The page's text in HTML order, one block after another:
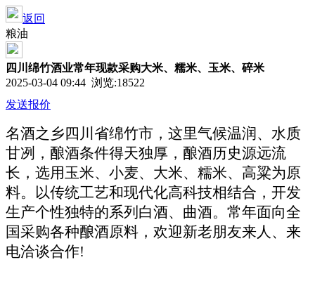
返回
粮油
四川绵竹酒业常年现款采购大米、糯米、玉米、碎米
2025-03-04 09:44 浏览:18522
发送报价
名酒之乡四川省绵竹市，这里气候温润、水质
甘冽，酿酒条件得天独厚，酿酒历史源远流
长，选用玉米、小麦、大米、糯米、高粱为原
料。以传统工艺和现代化高科技相结合，开发
生产个性独特的系列白酒、曲酒。常年面向全
国采购各种酿酒原料，欢迎新老朋友来人、来
电洽谈合作!